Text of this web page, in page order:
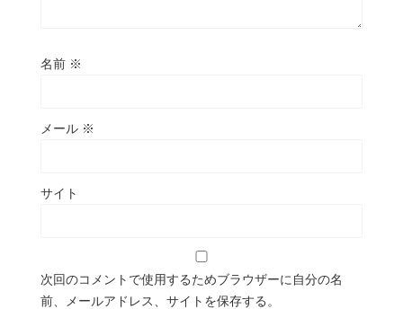
名前 ※
メール ※
サイト
次回のコメントで使用するためブラウザーに自分の名
前、メールアドレス、サイトを保存する。